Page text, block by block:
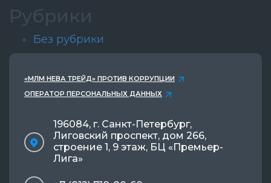
Рубрики
Без рубрики
«МЛМ НЕВА ТРЕЙД» ПРОТИВ КОРРУПЦИИ
ОПЕРАТОР ПЕРСОНАЛЬНЫХ ДАННЫХ
196084, г. Санкт-Петербург,
Лиговский проспект, дом 266,
строение 1, 9 этаж, БЦ «Премьер-
Лига»